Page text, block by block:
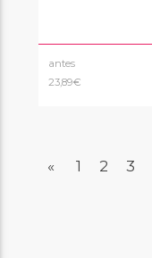
antes
23,89€
« 1 2 3